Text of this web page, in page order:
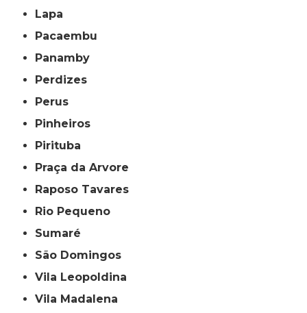
Lapa
Pacaembu
Panamby
Perdizes
Perus
Pinheiros
Pirituba
Praça da Arvore
Raposo Tavares
Rio Pequeno
Sumaré
São Domingos
Vila Leopoldina
Vila Madalena